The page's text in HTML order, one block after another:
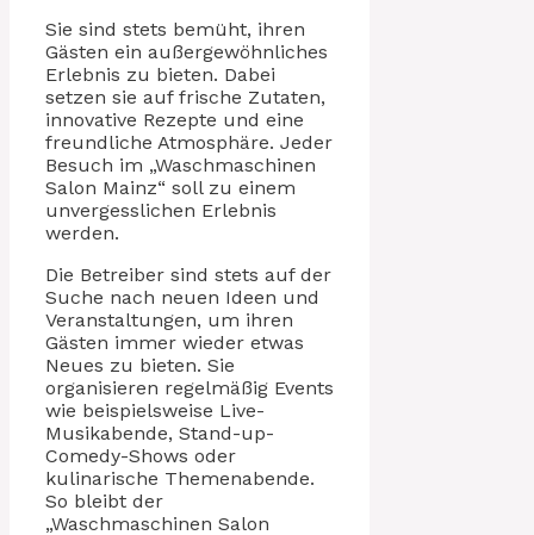
Sie sind stets bemüht, ihren
Gästen ein außergewöhnliches
Erlebnis zu bieten. Dabei
setzen sie auf frische Zutaten,
innovative Rezepte und eine
freundliche Atmosphäre. Jeder
Besuch im „Waschmaschinen
Salon Mainz“ soll zu einem
unvergesslichen Erlebnis
werden.
Die Betreiber sind stets auf der
Suche nach neuen Ideen und
Veranstaltungen, um ihren
Gästen immer wieder etwas
Neues zu bieten. Sie
organisieren regelmäßig Events
wie beispielsweise Live-
Musikabende, Stand-up-
Comedy-Shows oder
kulinarische Themenabende.
So bleibt der
„Waschmaschinen Salon